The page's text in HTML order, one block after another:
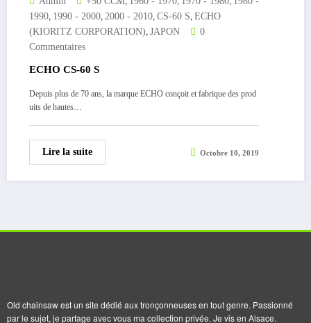
1990, 1990 - 2000, 2000 - 2010, CS-60 S, ECHO
(KIORITZ CORPORATION), JAPON
0
Commentaires
ECHO CS-60 S
Depuis plus de 70 ans, la marque ECHO conçoit et fabrique des prod
uits de hautes…
Lire la suite Octobre 10, 2019
Old chainsaw est un site dédié aux tronçonneuses en tout genre. Passionné
par le sujet, je partage avec vous ma collection privée. Je vis en Alsace.